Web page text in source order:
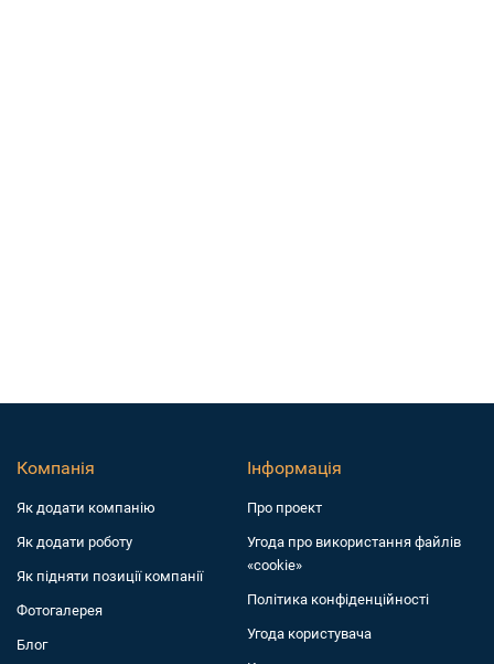
Компанія
Як додати компанiю
Як додати роботу
Як підняти позиції компанії
Фотогалерея
Блог
Інформація
Про проект
Угода про використання файлів
«cookie»
Політика конфіденційності
Угода користувача